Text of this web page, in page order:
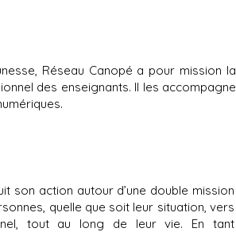
Réseau Canopé a pour mission la
des enseignants. Il les accompagne
son action autour d’une double mission
quelle que soit leur situation, vers
tout au long de leur vie. En tant